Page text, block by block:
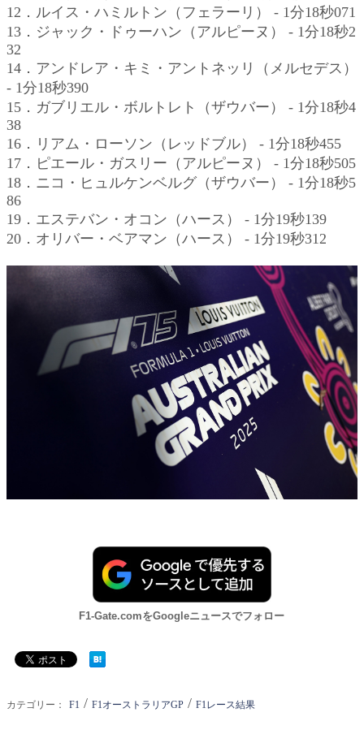
12．ルイス・ハミルトン（フェラーリ） - 1分18秒071
13．ジャック・ドゥーハン（アルピーヌ） - 1分18秒2
32
14．アンドレア・キミ・アントネッリ（メルセデス）
- 1分18秒390
15．ガブリエル・ボルトレト（ザウバー） - 1分18秒4
38
16．リアム・ローソン（レッドブル） - 1分18秒455
17．ピエール・ガスリー（アルピーヌ） - 1分18秒505
18．ニコ・ヒュルケンベルグ（ザウバー） - 1分18秒5
86
19．エステバン・オコン（ハース） - 1分19秒139
20．オリバー・ベアマン（ハース） - 1分19秒312
F1-Gate.comをGoogleニュースでフォロー
カテゴリー： F1 / F1オーストラリアGP / F1レース結果